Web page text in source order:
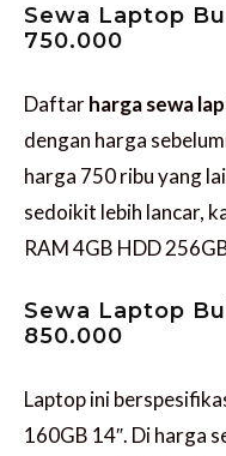
Sewa Laptop
750.000
Daftarharga sewa
dengan harga
harga 750 ribu yang
sedoikit lebih lancar,
RAM 4GB HDD
Sewa Laptop
850.000
Laptop ini
160GB 14″. Di harga